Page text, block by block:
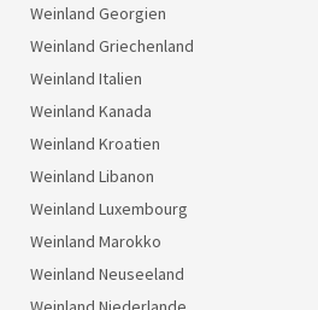
Weinland Georgien
Weinland Griechenland
Weinland Italien
Weinland Kanada
Weinland Kroatien
Weinland Libanon
Weinland Luxembourg
Weinland Marokko
Weinland Neuseeland